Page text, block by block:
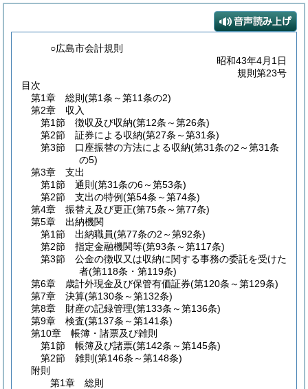
○広島市会計規則
昭和43年4月1日
規則第23号
目次
第1章
総則 (第1条～第11条の2)
第2章
収入
第1節
徴収及び収納(第12条～第26条)
第2節
証券による収納(第27条～第31条)
第3節
口座振替の方法による収納(第31条の2～第31条
の5)
第3章
支出
第1節
通則 (第31条の6～第53条)
第2節
支出の特例(第54条～第74条)
第4章
振替え及び更正(第75条～第77条)
第5章
出納機関
第1節
出納職員(第77条の2～第92条)
第2節
指定金融機関等(第93条～第117条)
第3節
公金の徴収又は収納に関する事務の委託を受けた
者(第118条・第119条)
第6章
歳計外現金及び保管有価証券(第120条～第129条)
第7章
決算(第130条～第132条)
第8章
財産の記録管理(第133条～第136条)
第9章
検査(第137条～第141条)
第10章
帳簿・諸票及び雑則
第1節
帳簿及び諸票(第142条～第145条)
第2節
雑則 (第146条～第148条)
附則
第1章
総則